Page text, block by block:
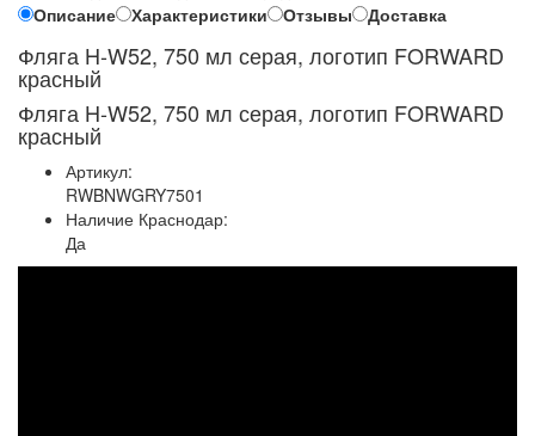
Описание
Характеристики Отзывы Доставка
Фляга H-W52, 750 мл серая, логотип FORWARD
красный
Фляга H-W52, 750 мл серая, логотип FORWARD
красный
Артикул:
RWBNWGRY7501
Наличие Краснодар:
Да